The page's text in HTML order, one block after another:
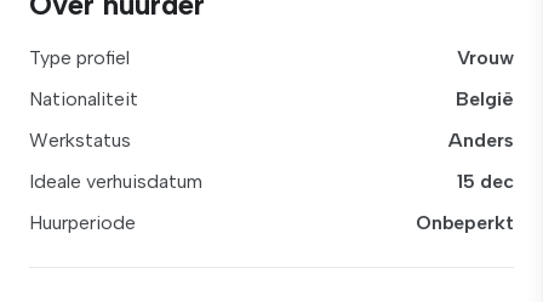
Type profiel
Vrouw
Nationaliteit
België
Werkstatus
Anders
Ideale verhuisdatum
15 dec
Huurperiode
Onbeperkt